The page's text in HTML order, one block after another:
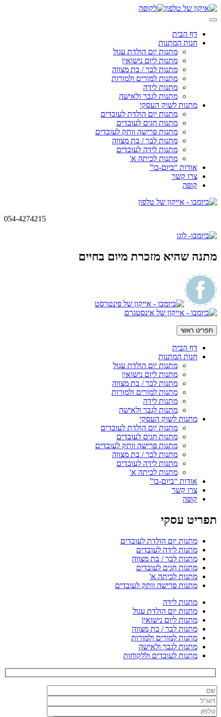
Skip
to
דף הבית
חנות המתנות
מתנות יום הולדת עגול
מתנות ליום נישואין
מתנות לבר / בת מצווה
מתנות למורים ולמורות
מתנות לידה
מתנות לגבר ולאישה
מתנות לשוק העסקי
מתנות יום הולדת לעובדים
מתנות חגים לעובדים
מתנות פרישה וותק לעובדים
מתנות לבר / בת מצווה
מתנות לידה לעובדים
מתנות לכיתה א'
אודות “ביום-בו”
צרו קשר
קופה
054-4274215
מתנה שהיא מזכרת מיום בחיים
תפריט ראשי
דף הבית
חנות המתנות
מתנות יום הולדת עגול
מתנות ליום נישואין
מתנות לבר / בת מצווה
מתנות למורים ולמורות
מתנות לידה
מתנות לגבר ולאישה
מתנות לשוק העסקי
מתנות יום הולדת לעובדים
מתנות חגים לעובדים
מתנות פרישה וותק לעובדים
מתנות לבר / בת מצווה
מתנות לידה לעובדים
מתנות לכיתה א'
אודות “ביום-בו”
צרו קשר
קופה
תפריט עסקי
מתנות יום הולדת לעובדים
מתנות לידה לעובדים
מתנות לבר / בת מצווה
מתנות חגים לעובדים
מתנות לכיתה א'
מתנות פרישה וותק לעובדים
מתנות לידה
מתנות יום הולדת עגול
מתנות ליום נישואין
מתנות לבר / בת מצווה
מתנות למורים ולמורות
מתנות לגבר ולאישה
מתנות לעובדים וללקוחות